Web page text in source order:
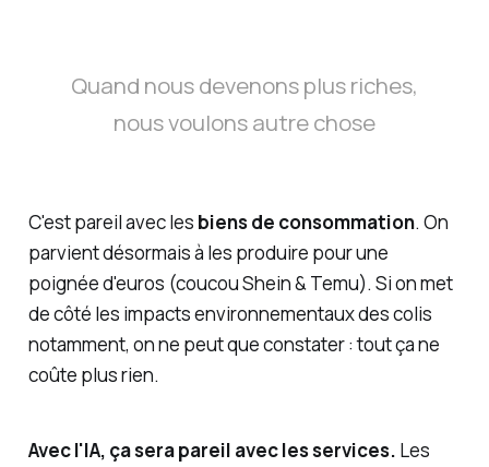
Quand nous devenons plus riches,
nous voulons autre chose
C'est pareil avec les biens de consommation. On
parvient désormais à les produire pour une
poignée d'euros (coucou Shein & Temu). Si on met
de côté les impacts environnementaux des colis
notamment, on ne peut que constater : tout ça ne
coûte plus rien.
Avec l'IA, ça sera pareil avec les services. Les